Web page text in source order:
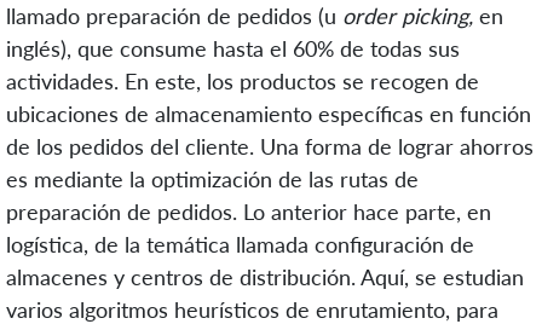
llamado preparación de pedidos (u order picking, en
inglés), que consume hasta el 60% de todas sus
actividades. En este, los productos se recogen de
ubicaciones de almacenamiento específicas en función
de los pedidos del cliente. Una forma de lograr ahorros
es mediante la optimización de las rutas de
preparación de pedidos. Lo anterior hace parte, en
logística, de la temática llamada configuración de
almacenes y centros de distribución. Aquí, se estudian
varios algoritmos heurísticos de enrutamiento, para